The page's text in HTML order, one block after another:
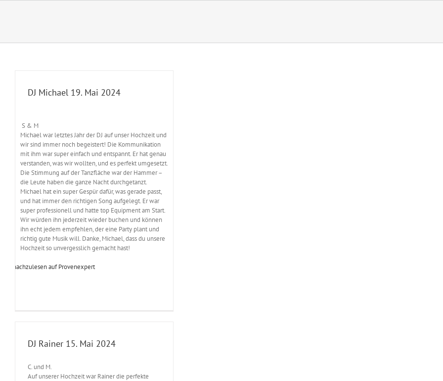
DJ Michael 19. Mai 2024
S & M
Michael war letztes Jahr der DJ auf unser Hochzeit und
wir sind immer noch begeistert! Die Kommunikation
mit ihm war super einfach und entspannt. Er hat genau
verstanden, was wir wollten, und es perfekt umgesetzt.
Die Stimmung auf der Tanzfläche war der Hammer –
die Leute haben die ganze Nacht durchgetanzt.
Michael hat ein super Gespür dafür, was gerade passt,
und hat immer den richtigen Song aufgelegt. Er war
super professionell und hatte top Equipment am Start.
Wir würden ihn jederzeit wieder buchen und können
ihn echt jedem empfehlen, der eine Party plant und
richtig gute Musik will. Danke, Michael, dass du unsere
Hochzeit so unvergesslich gemacht hast!
nachzulesen auf Provenexpert
DJ Rainer 15. Mai 2024
C. und M.
Auf unserer Hochzeit war Rainer die perfekte